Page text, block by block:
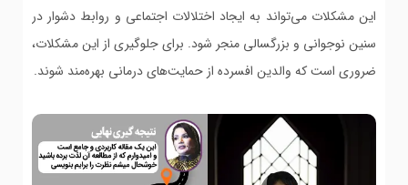
این مشکلات می‌تواند به ایجاد اختلالات اجتماعی و روابط دشوار در
سنین نوجوانی و بزرگسالی منجر شود. برای جلوگیری از این مشکلات،
ضروری است که والدین افسرده از حمایت‌های درمانی بهره‌مند شوند.